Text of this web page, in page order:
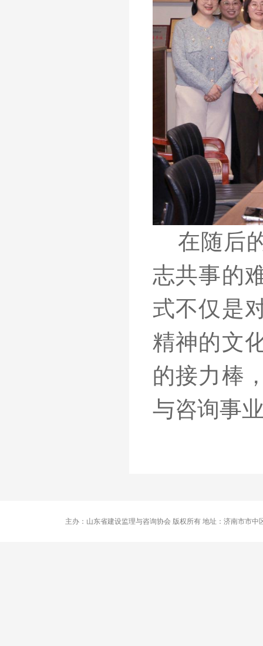
在随后
志共事的
式不仅是
精神的文
的接力棒
与咨询事
主办：山东省建设监理与咨询协会 版权所有 地址：济南市市